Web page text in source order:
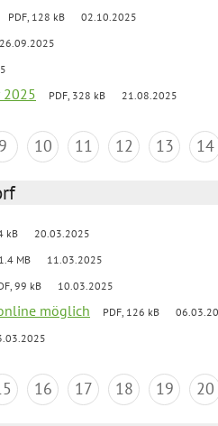
PDF, 128 kB 02.10.2025
26.09.2025
2025 PDF, 328 kB 21.08.2025
9 10 11 12 13 14
kB 20.03.2025
MB 11.03.2025
99 kB 10.03.2025
möglich PDF, 126 kB
16 17 18 19 20